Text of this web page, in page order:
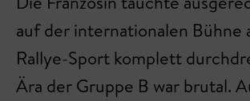
auf der internationalen Bühne
Rallye-Sport komplett
Ära der Gruppe B war brutal.